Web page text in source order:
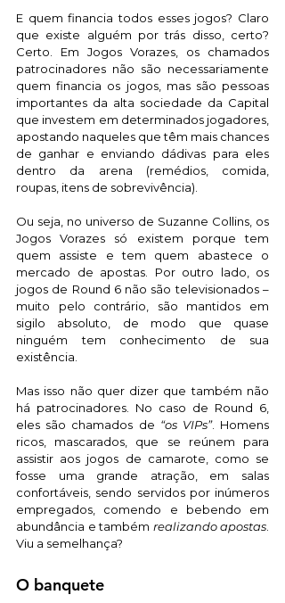
E quem financia todos esses jogos? Claro
que existe alguém por trás disso, certo?
Certo. Em Jogos Vorazes, os chamados
patrocinadores não são necessariamente
quem financia os jogos, mas são pessoas
importantes da alta sociedade da Capital
que investem em determinados jogadores,
apostando naqueles que têm mais chances
de ganhar e enviando dádivas para eles
dentro da arena (remédios, comida,
roupas, itens de sobrevivência).
Ou seja, no universo de Suzanne Collins, os
Jogos Vorazes só existem porque tem
quem assiste e tem quem abastece o
mercado de apostas. Por outro lado, os
jogos de Round 6 não são televisionados –
muito pelo contrário, são mantidos em
sigilo absoluto, de modo que quase
ninguém tem conhecimento de sua
existência.
Mas isso não quer dizer que também não
há patrocinadores. No caso de Round 6,
eles são chamados de “os VIPs”. Homens
ricos, mascarados, que se reúnem para
assistir aos jogos de camarote, como se
fosse uma grande atração, em salas
confortáveis, sendo servidos por inúmeros
empregados, comendo e bebendo em
abundância e também realizando apostas.
Viu a semelhança?
O banquete